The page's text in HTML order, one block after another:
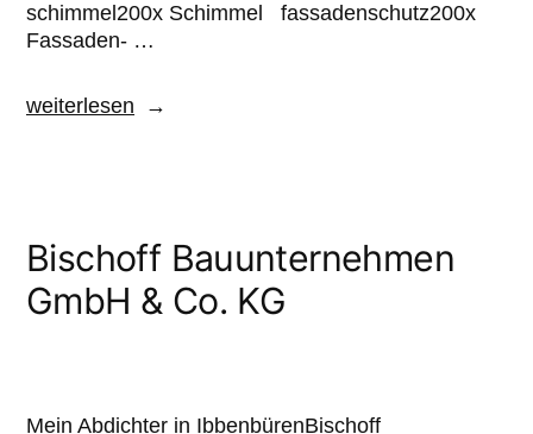
schimmel200x Schimmel fassadenschutz200x
Fassaden- …
weiterlesen
Bischoff Bauunternehmen
GmbH & Co. KG
Mein Abdichter in IbbenbürenBischoff